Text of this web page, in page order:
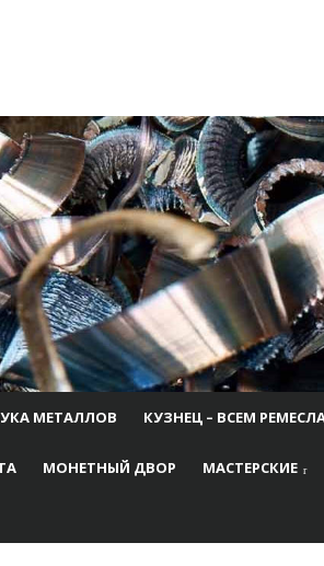
МЕТАЛЛОВ КУЗНЕЦ – ВСЕМ
МОНЕТНЫЙ ДВОР МАСТЕРСКИЕ